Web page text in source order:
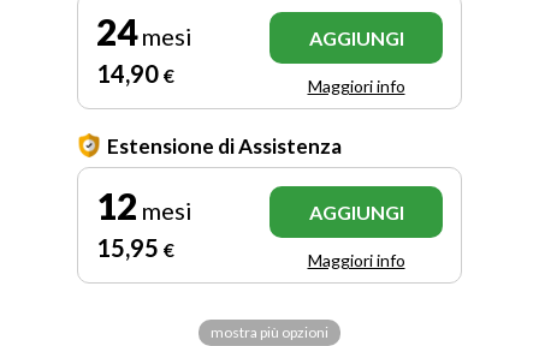
24mesi
14,90 €
AGGIUNGI
Maggiori info
Estensione di Assistenza
12 mesi
15,95 €
AGGIUNGI
Maggiori info
mostra più opzioni